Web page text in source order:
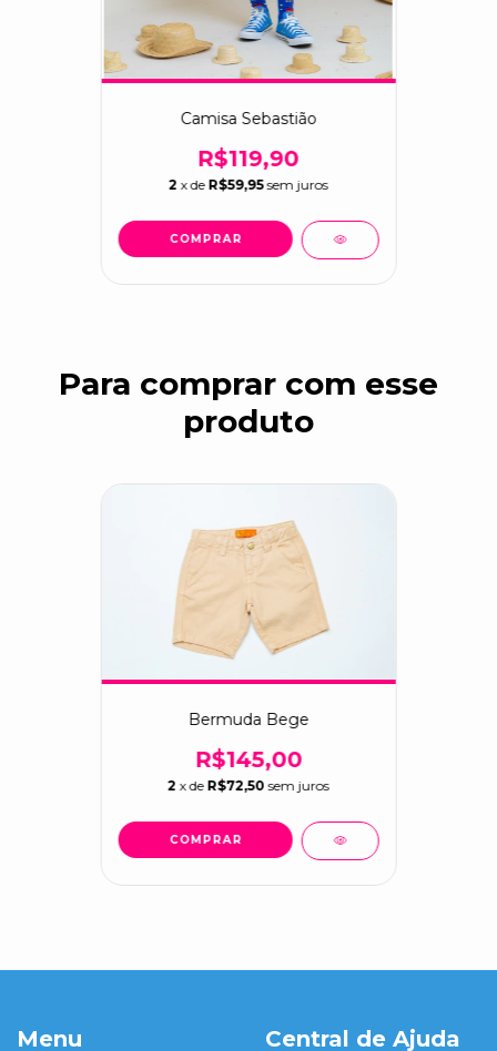
Camisa Sebastião
R$119,90
2 x de R$59,95 sem juros
COMPRAR
Para comprar com esse
produto
Bermuda Bege
R$145,00
2 x de R$72,50 sem juros
COMPRAR
Menu Central de Ajuda